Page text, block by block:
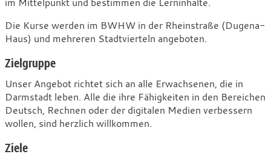
Die Kurse werden im BWHW in der Rheinstraße (Dugena-
Haus) und mehreren Stadtvierteln angeboten.
Zielgruppe
Unser Angebot richtet sich an alle Erwachsenen, die in
Darmstadt leben. Alle die ihre Fähigkeiten in den Bereichen
Deutsch, Rechnen oder der digitalen Medien verbessern
wollen, sind herzlich willkommen.
Ziele